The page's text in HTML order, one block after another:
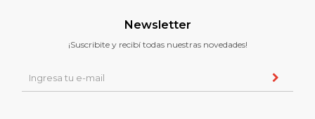
Newsletter
¡Suscribite y recibí todas nuestras novedades!